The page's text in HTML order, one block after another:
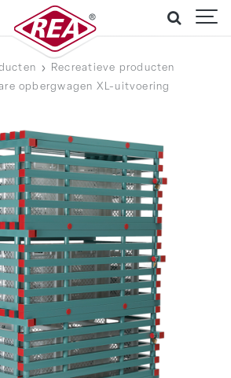
Recreatieve producten
opbergwagen XL-uitvoering